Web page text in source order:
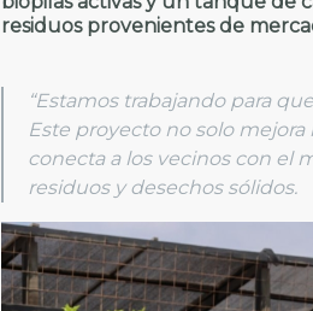
residuos provenientes de
“Estamos trabajando para
Este proyecto no solo
conecta a los vecinos con el
residuos y desechos sólidos.